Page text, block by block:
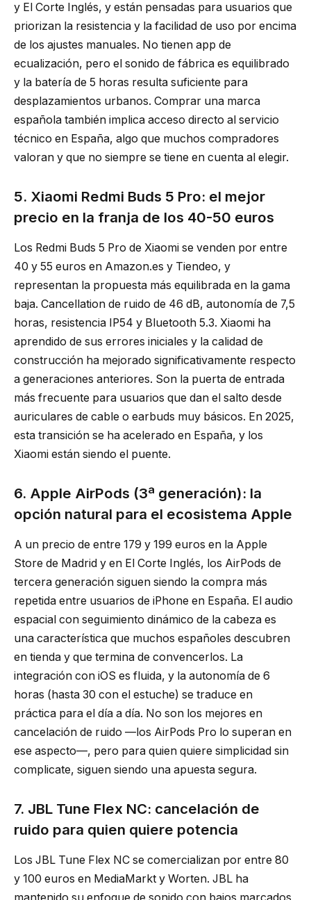
y El Corte Inglés, y están pensadas para usuarios que
priorizan la resistencia y la facilidad de uso por encima
de los ajustes manuales. No tienen app de
ecualización, pero el sonido de fábrica es equilibrado
y la batería de 5 horas resulta suficiente para
desplazamientos urbanos. Comprar una marca
española también implica acceso directo al servicio
técnico en España, algo que muchos compradores
valoran y que no siempre se tiene en cuenta al elegir.
5. Xiaomi Redmi Buds 5 Pro: el mejor
precio en la franja de los 40-50 euros
Los Redmi Buds 5 Pro de Xiaomi se venden por entre
40 y 55 euros en Amazon.es y Tiendeo, y
representan la propuesta más equilibrada en la gama
baja. Cancellation de ruido de 46 dB, autonomía de 7,5
horas, resistencia IP54 y Bluetooth 5.3. Xiaomi ha
aprendido de sus errores iniciales y la calidad de
construcción ha mejorado significativamente respecto
a generaciones anteriores. Son la puerta de entrada
más frecuente para usuarios que dan el salto desde
auriculares de cable o earbuds muy básicos. En 2025,
esta transición se ha acelerado en España, y los
Xiaomi están siendo el puente.
6. Apple AirPods (3ª generación): la
opción natural para el ecosistema Apple
A un precio de entre 179 y 199 euros en la Apple
Store de Madrid y en El Corte Inglés, los AirPods de
tercera generación siguen siendo la compra más
repetida entre usuarios de iPhone en España. El audio
espacial con seguimiento dinámico de la cabeza es
una característica que muchos españoles descubren
en tienda y que termina de convencerlos. La
integración con iOS es fluida, y la autonomía de 6
horas (hasta 30 con el estuche) se traduce en
práctica para el día a día. No son los mejores en
cancelación de ruido —los AirPods Pro lo superan en
ese aspecto—, pero para quien quiere simplicidad sin
complicate, siguen siendo una apuesta segura.
7. JBL Tune Flex NC: cancelación de
ruido para quien quiere potencia
Los JBL Tune Flex NC se comercializan por entre 80
y 100 euros en MediaMarkt y Worten. JBL ha